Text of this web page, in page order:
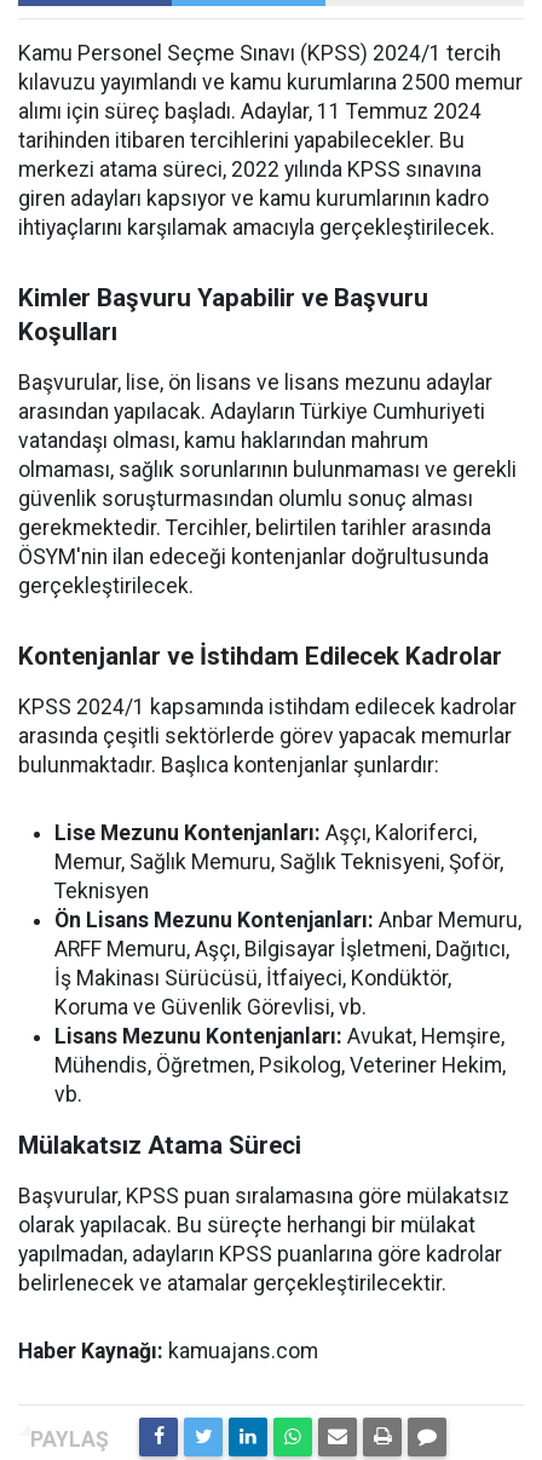
Kamu Personel Seçme Sınavı (KPSS) 2024/1 tercih
kılavuzu yayımlandı ve kamu kurumlarına 2500 memur
alımı için süreç başladı. Adaylar, 11 Temmuz 2024
tarihinden itibaren tercihlerini yapabilecekler. Bu
merkezi atama süreci, 2022 yılında KPSS sınavına
giren adayları kapsıyor ve kamu kurumlarının kadro
ihtiyaçlarını karşılamak amacıyla gerçekleştirilecek.
Kimler Başvuru Yapabilir ve Başvuru
Koşulları
Başvurular, lise, ön lisans ve lisans mezunu adaylar
arasından yapılacak. Adayların Türkiye Cumhuriyeti
vatandaşı olması, kamu haklarından mahrum
olmaması, sağlık sorunlarının bulunmaması ve gerekli
güvenlik soruşturmasından olumlu sonuç alması
gerekmektedir. Tercihler, belirtilen tarihler arasında
ÖSYM'nin ilan edeceği kontenjanlar doğrultusunda
gerçekleştirilecek.
Kontenjanlar ve İstihdam Edilecek Kadrolar
KPSS 2024/1 kapsamında istihdam edilecek kadrolar
arasında çeşitli sektörlerde görev yapacak memurlar
bulunmaktadır. Başlıca kontenjanlar şunlardır:
Lise Mezunu Kontenjanları: Aşçı, Kaloriferci,
Memur, Sağlık Memuru, Sağlık Teknisyeni, Şoför,
Teknisyen
Ön Lisans Mezunu Kontenjanları: Anbar Memuru,
ARFF Memuru, Aşçı, Bilgisayar İşletmeni, Dağıtıcı,
İş Makinası Sürücüsü, İtfaiyeci, Kondüktör,
Koruma ve Güvenlik Görevlisi, vb.
Lisans Mezunu Kontenjanları: Avukat, Hemşire,
Mühendis, Öğretmen, Psikolog, Veteriner Hekim,
vb.
Mülakatsız Atama Süreci
Başvurular, KPSS puan sıralamasına göre mülakatsız
olarak yapılacak. Bu süreçte herhangi bir mülakat
yapılmadan, adayların KPSS puanlarına göre kadrolar
belirlenecek ve atamalar gerçekleştirilecektir.
Haber Kaynağı: kamuajans.com